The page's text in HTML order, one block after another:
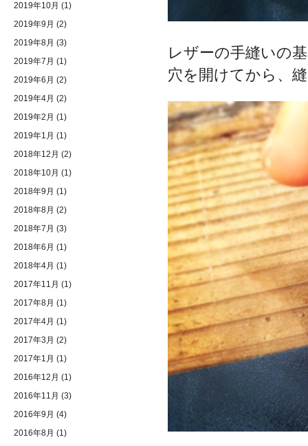
2019年10月 (1)
2019年9月 (2)
2019年8月 (3)
2019年7月 (1)
2019年6月 (2)
2019年4月 (2)
2019年2月 (1)
2019年1月 (1)
2018年12月 (2)
2018年10月 (1)
2018年9月 (1)
2018年8月 (2)
2018年7月 (3)
2018年6月 (1)
2018年4月 (1)
2017年11月 (1)
2017年8月 (1)
2017年4月 (1)
2017年3月 (2)
2017年1月 (1)
2016年12月 (1)
2016年11月 (3)
2016年9月 (4)
2016年8月 (1)
レザーの手縫いの
穴を開けてから、